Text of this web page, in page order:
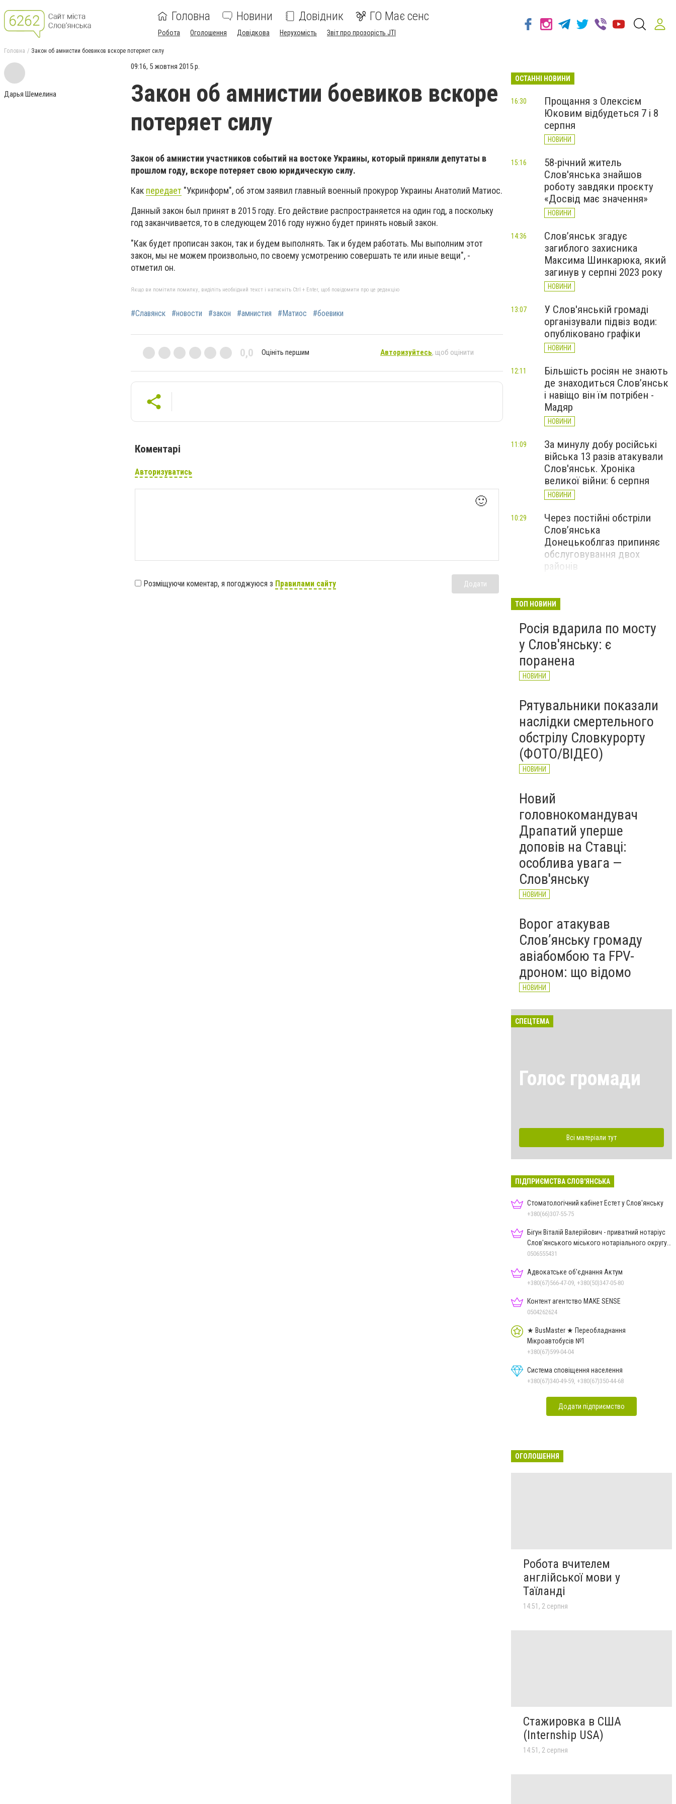
Головна Новини Довідник ГО Має сенс
Робота Оголошення Довідкова Нерухомість Звіт про прозорість JTI
Головна Закон об амнистии боевиков вскоре потеряет силу
Дарья Шемелина
09:16, 5 жовтня 2015 р.
Закон об амнистии боевиков вскоре
потеряет силу
Закон об амнистии участников событий на востоке Украины, который приняли депутаты в
прошлом году, вскоре потеряет свою юридическую силу.
Как передает "Укринформ", об этом заявил главный военный прокурор Украины Анатолий Матиос.
Данный закон был принят в 2015 году. Его действие распространяется на один год, а поскольку
год заканчивается, то в следующем 2016 году нужно будет принять новый закон.
"Как будет прописан закон, так и будем выполнять. Так и будем работать. Мы выполним этот
закон, мы не можем произвольно, по своему усмотрению совершать те или иные вещи", -
отметил он.
Якщо ви помітили помилку, виділіть необхідний текст і натисніть Ctrl + Enter, щоб повідомити про це редакцію
#Славянск #новости #закон #амнистия #Матиос #боевики
0,0 Оцініть першим Авторизуйтесь, щоб оцінити
Коментарі
Авторизуватись
🙂
Розміщуючи коментар, я погоджуюся з Правилами сайту Додати
ОСТАННІ НОВИНИ
Прощання з Олексієм
Юковим відбудеться 7 і 8
серпня
НОВИНИ
16:30
58-річний житель
Слов'янська знайшов
роботу завдяки проєкту
«Досвід має значення»
НОВИНИ
15:16
Слов’янськ згадує
загиблого захисника
Максима Шинкарюка, який
загинув у серпні 2023 року
НОВИНИ
14:36
У Слов'янській громаді
організували підвіз води:
опубліковано графіки
НОВИНИ
13:07
Більшість росіян не знають
де знаходиться Слов’янськ
і навіщо він їм потрібен -
Мадяр
НОВИНИ
12:11
За минулу добу російські
війська 13 разів атакували
Слов'янськ. Хроніка
великої війни: 6 серпня
НОВИНИ
11:09
Через постійні обстріли
Слов’янська
Донецькоблгаз припиняє
обслуговування двох
районів
10:29
6 серпня у Слов'янську
через річку Казенний
Торець
09:47
ТОП НОВИНИ
Росія вдарила по мосту
у Слов'янську: є
поранена
НОВИНИ
Рятувальники показали
наслідки смертельного
обстрілу Словкурорту
(ФОТО/ВІДЕО)
НОВИНИ
Новий
головнокомандувач
Драпатий уперше
доповів на Ставці:
особлива увага —
Слов'янську
НОВИНИ
Ворог атакував
Слов’янську громаду
авіабомбою та FPV-
дроном: що відомо
НОВИНИ
СПЕЦТЕМА
Голос громади
Всі матеріали тут
ПІДПРИЄМСТВА СЛОВ'ЯНСЬКА
Стоматологічний кабінет Естет у Слов'янську
+380(66)307-55-75
Бігун Віталій Валерійович - приватний нотаріус
Слов'янського міського нотаріального округу
Дон.обл.
0506555431
Адвокатське об'єднання Актум
+380(67)566-47-09, +380(50)347-05-80
Контент агентство MAKE SENSE
0504262624
★ BusMaster ★ Переобладнання
Мікроавтобусів №1
+380(67)599-04-04
Система сповіщення населення
+380(67)340-49-59, +380(67)350-44-68
Додати підприємство
ОГОЛОШЕННЯ
Робота вчителем
англійської мови у
Таїланді
14:51, 2 серпня
Стажировка в США
(Internship USA)
14:51, 2 серпня